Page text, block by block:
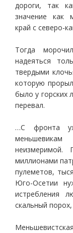
дороги, так
значение как
край с северо-
Тогда
надеяться
твердыми
которую
было у горских
перевал.
…С фронта
неизмеримой.
миллионами
пулеметов,
Юго-Осетии
истребления
скальный